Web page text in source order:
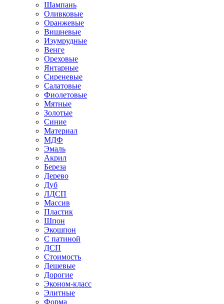
Шампань
Оливковые
Оранжевые
Вишневые
Изумрудные
Венге
Ореховые
Янтарные
Сиреневые
Салатовые
Фиолетовые
Мятные
Золотые
Синие
Материал
МДФ
Эмаль
Акрил
Береза
Дерево
Дуб
ЛДСП
Массив
Пластик
Шпон
Экошпон
С патиной
ДСП
Стоимость
Дешевые
Дорогие
Эконом-класс
Элитные
Форма